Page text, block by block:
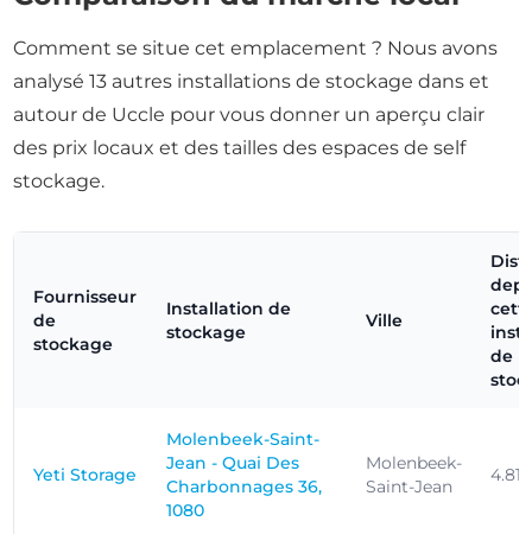
Comment se situe cet emplacement ? Nous avons
analysé 13 autres installations de stockage dans et
autour de Uccle pour vous donner un aperçu clair
des prix locaux et des tailles des espaces de self
stockage.
Fournisseur
de
stockage
Installation de
stockage
Ville
de
Yeti Storage
Molenbeek-Saint-
Jean - Quai Des
Charbonnages 36,
1080
Molenbeek-
Saint-Jean
4.81